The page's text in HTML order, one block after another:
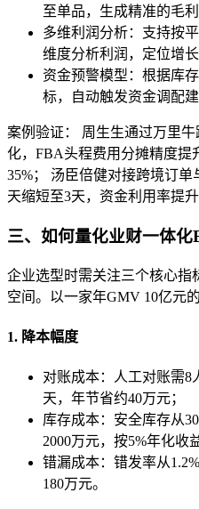
至单品，生成精准的毛利
多维利润分析：支持按
维度分析利润，定位增长
资金预警模型：根据库
标，自动触发资金调配建
案例验证： 周生生通过万里
化，FBA头程费用分摊精度提
35%； 汤臣倍健对接跨境订
天缩短至3天，资金利用率提升
三、如何量化业财一体化
企业选型时需关注三个核心指
空间。以一家年GMV 10亿元
1. 降本幅度
对账成本：人工对账需8
天，年节省约40万元；
库存成本：安全库存从
2000万元，按5%年化收
错漏成本：错发率从
180万元。